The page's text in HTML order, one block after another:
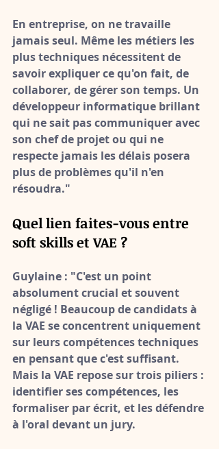
En entreprise, on ne travaille
jamais seul. Même les métiers les
plus techniques nécessitent de
savoir expliquer ce qu'on fait, de
collaborer, de gérer son temps. Un
développeur informatique brillant
qui ne sait pas communiquer avec
son chef de projet ou qui ne
respecte jamais les délais posera
plus de problèmes qu'il n'en
résoudra."
Quel lien faites-vous entre
soft skills et VAE ?
Guylaine : "C'est un point
absolument crucial et souvent
négligé ! Beaucoup de candidats à
la VAE se concentrent uniquement
sur leurs compétences techniques
en pensant que c'est suffisant.
Mais la VAE repose sur trois piliers :
identifier ses compétences, les
formaliser par écrit, et les défendre
à l'oral devant un jury.